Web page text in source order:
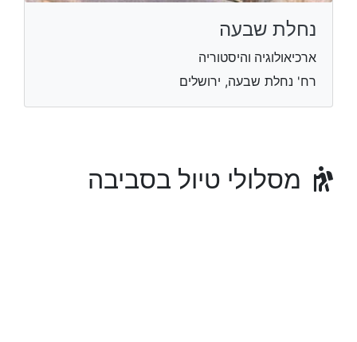
נחלת שבעה
ארכיאולוגיה והיסטוריה
רח' נחלת שבעה, ירושלים
מסלולי טיול בסביבה